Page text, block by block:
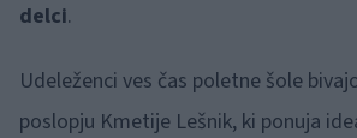
delci.
Udeleženci ves čas poletne šole
poslopju Kmetije Lešnik, ki ponuja